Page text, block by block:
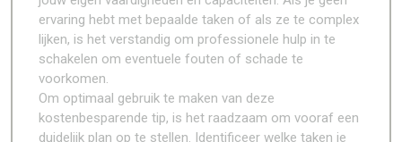
ervaring hebt met bepaalde taken of als ze te complex
lijken, is het verstandig om professionele hulp in te
schakelen om eventuele fouten of schade te
voorkomen.
Om optimaal gebruik te maken van deze
kostenbesparende tip, is het raadzaam om vooraf een
duidelijk plan op te stellen. Identificeer welke taken je